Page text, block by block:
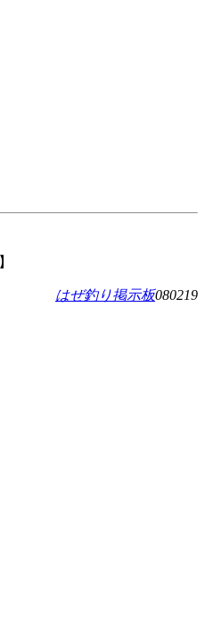
】
はぜ釣り掲示板080219